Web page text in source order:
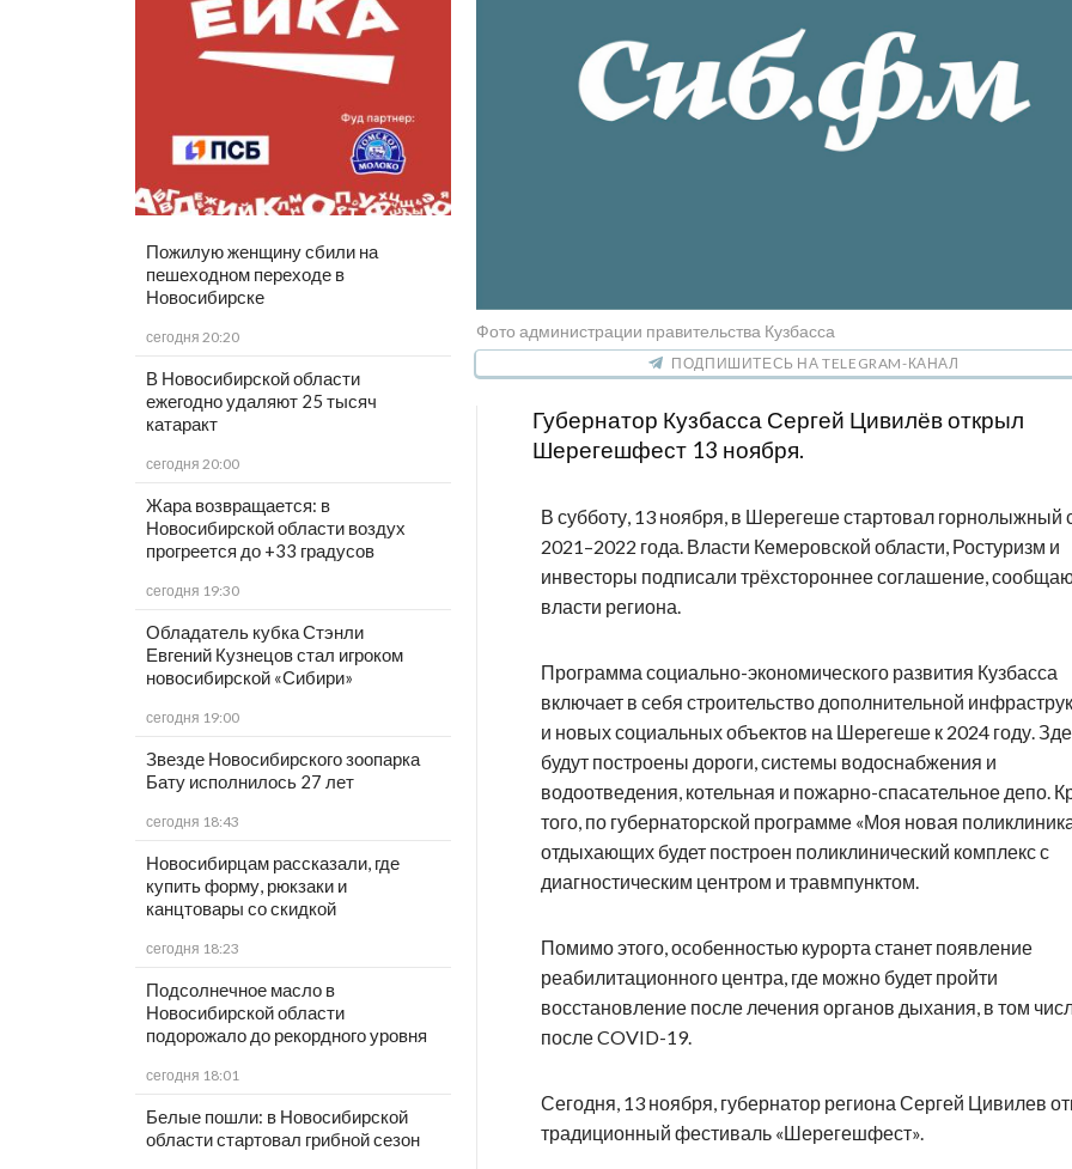
Пожилую женщину сбили на
пешеходном переходе в
Новосибирске
сегодня 20:20
В Новосибирской области
ежегодно удаляют 25 тысяч
катаракт
сегодня 20:00
Жара возвращается: в
Новосибирской области воздух
прогреется до +33 градусов
сегодня 19:30
Обладатель кубка Стэнли
Евгений Кузнецов стал игроком
новосибирской «Сибири»
сегодня 19:00
Звезде Новосибирского зоопарка
Бату исполнилось 27 лет
сегодня 18:43
Новосибирцам рассказали, где
купить форму, рюкзаки и
канцтовары со скидкой
сегодня 18:23
Подсолнечное масло в
Новосибирской области
подорожало до рекордного уровня
сегодня 18:01
Белые пошли: в Новосибирской
области стартовал грибной сезон
Фото администрации правительства Кузбасса
ПОДПИШИТЕСЬ НА TELEGRAM-КАНАЛ
Губернатор Кузбасса Сергей Цивилёв открыл
Шерегешфест 13 ноября.
В субботу, 13 ноября, в Шерегеше стартовал горнолыжный
2021–2022 года. Власти Кемеровской области, Ростуризм и
инвесторы подписали трёхстороннее соглашение,
власти региона.
Программа социально-экономического развития Кузбасса
включает в себя строительство дополнительной
и новых социальных объектов на Шерегеше к 2024 году.
будут построены дороги, системы водоснабжения и
водоотведения, котельная и пожарно-спасательное депо.
того, по губернаторской программе «Моя новая
отдыхающих будет построен поликлинический комплекс с
диагностическим центром и травмпунктом.
Помимо этого, особенностью курорта станет появление
реабилитационного центра, где можно будет пройти
восстановление после лечения органов дыхания, в том
послеCOVID-19.
Сегодня, 13 ноября, губернатор региона Сергей Цивилев
традиционный фестиваль «Шерегешфест».